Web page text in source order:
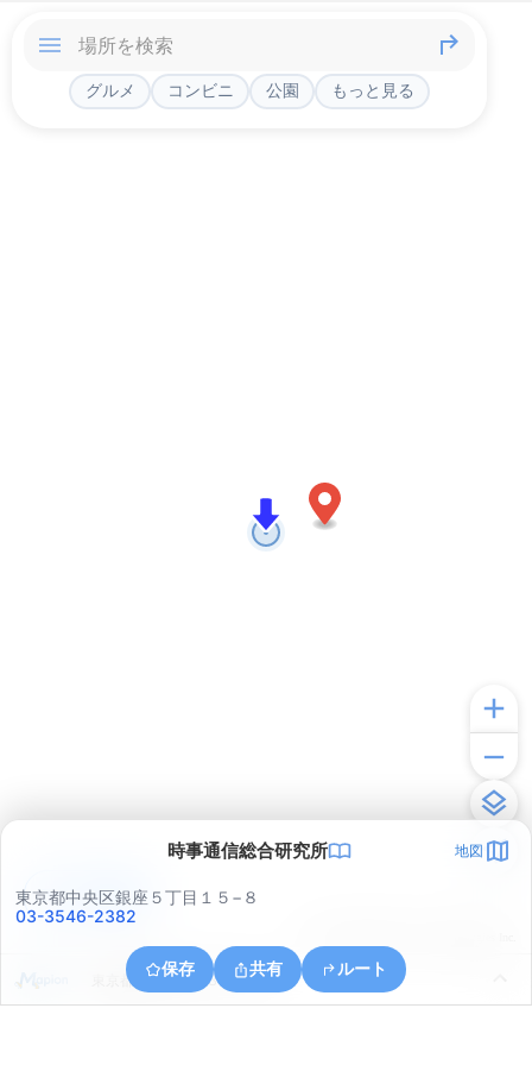
グルメ コンビニ 公園 もっと見る
時事通信総合研究所 地図
東京都中央区銀座５丁目１５−８
03-3546-2382
保存 共有 ルート
東京都港区六本木３丁目１０
アプリで見る